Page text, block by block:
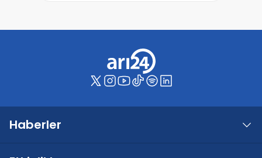
Haberler